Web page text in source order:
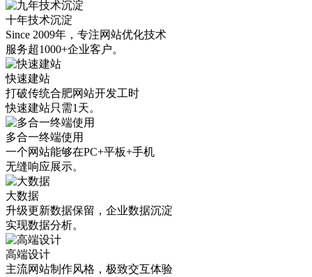
十年技术沉淀
Since 2009年，专注网站优化技术
服务超1000+企业客户。
快速建站
打破传统合肥网站开发工时
快速建站只需1天。
多合一终端使用
一个网站能够在PC+平板+手机
无缝响应展示。
大数据
升级更新数据保留，企业数据沉淀
实现数据分析。
高端设计
主流网站制作风格，极致交互体验